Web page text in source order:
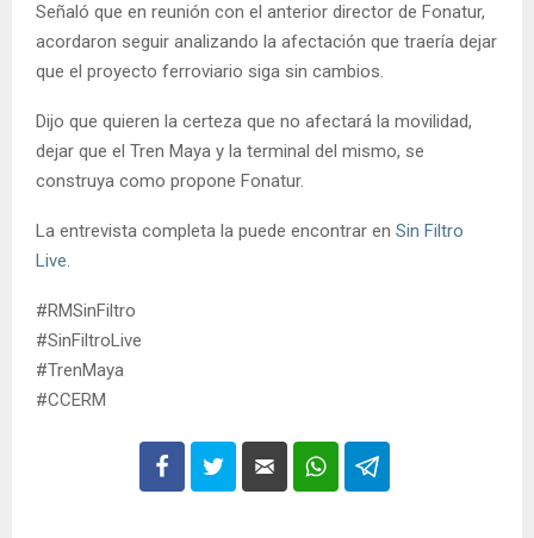
Señaló que en reunión con el anterior director de Fonatur,
acordaron seguir analizando la afectación que traería dejar
que el proyecto ferroviario siga sin cambios.
Dijo que quieren la certeza que no afectará la movilidad,
dejar que el Tren Maya y la terminal del mismo, se
construya como propone Fonatur.
La entrevista completa la puede encontrar en Sin Filtro
Live.
#RMSinFiltro
#SinFiltroLive
#TrenMaya
#CCERM